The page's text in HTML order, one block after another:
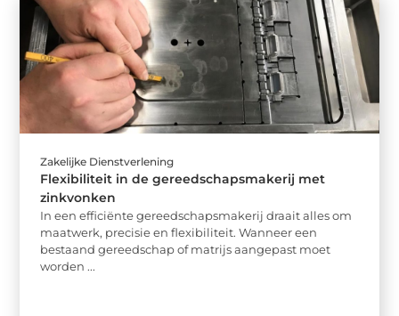
Zakelijke Dienstverlening
Flexibiliteit in de gereedschapsmakerij met
zinkvonken
In een efficiënte gereedschapsmakerij draait alles om
maatwerk, precisie en flexibiliteit. Wanneer een
bestaand gereedschap of matrijs aangepast moet
worden ...